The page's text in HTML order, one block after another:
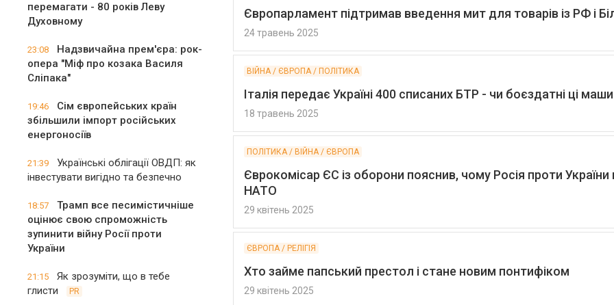
перемагати - 80 років Леву
Духовному
23:08
Надзвичайна прем'єра: рок-
опера "Міф про козака Василя
Сліпака"
19:46
Сім європейських країн
збільшили імпорт російських
енергоносіїв
21:39
Українські облігації ОВДП: як
інвестувати вигідно та безпечно
18:57
Трамп все песимістичніше
оцінює свою спроможність
зупинити війну Росії проти
України
21:15
Як зрозуміти, що в тебе
глисти
PR
Європарламент підтримав введення мит для товарів із РФ і
24 травень 2025
ВІЙНА / ЄВРОПА / ПОЛІТИКА
Італія передає Україні 400 списаних БТР - чи боєздатні ці
18 травень 2025
ПОЛІТИКА / ВІЙНА / ЄВРОПА
Єврокомісар ЄС із оборони пояснив, чому Росія проти України
НАТО
29 квітень 2025
ЄВРОПА / РЕЛІГІЯ
Хто займе папський престол і стане новим понтифіком
29 квітень 2025